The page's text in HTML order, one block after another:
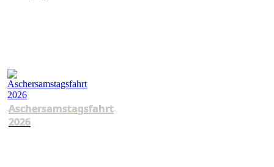
Aschersamstagsfahrt
2026